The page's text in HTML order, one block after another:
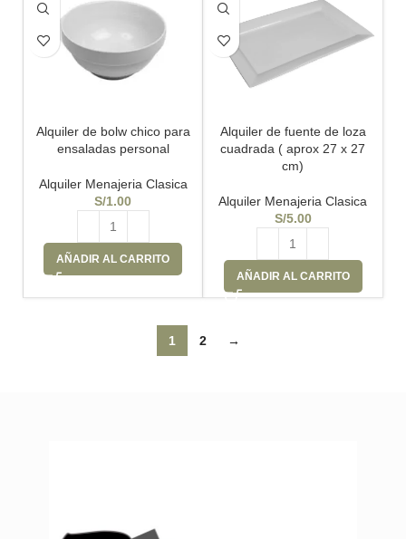
Alquiler de bolw chico para
ensaladas personal
Alquiler Menajeria Clasica
S/1.00
AÑADIR AL CARRITO
Alquiler de fuente de loza
cuadrada ( aprox 27 x 27
cm)
Alquiler Menajeria Clasica
S/5.00
AÑADIR AL CARRITO
1 2 →